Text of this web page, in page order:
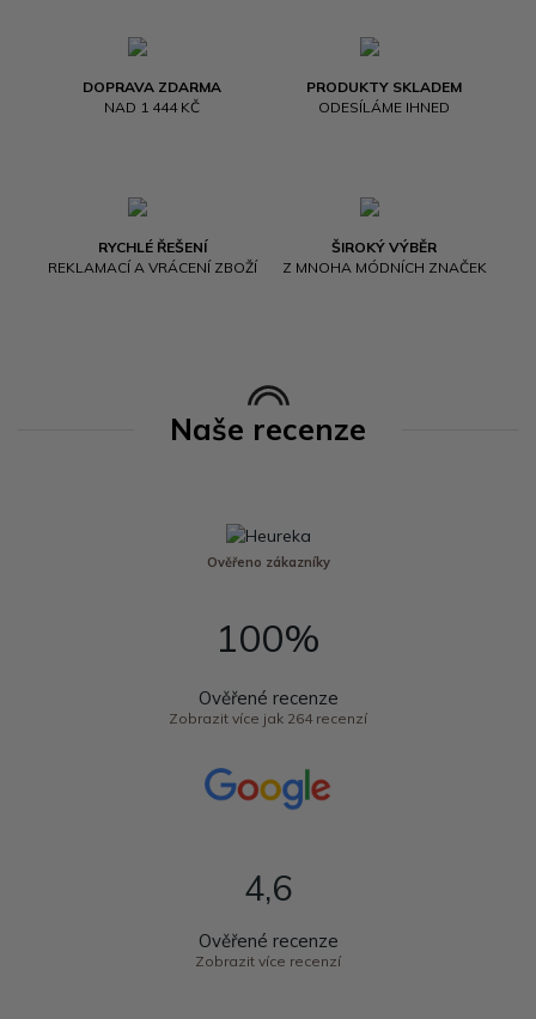
DOPRAVA ZDARMA
NAD 1 444 KČ
PRODUKTY SKLADEM
ODESÍLÁME IHNED
RYCHLÉ ŘEŠENÍ
REKLAMACÍ A VRÁCENÍ ZBOŽÍ
ŠIROKÝ VÝBĚR
Z MNOHA MÓDNÍCH ZNAČEK
Naše recenze
Ověřeno zákazníky
100%
Ověřené recenze
Zobrazit více jak 264 recenzí
4,6
Ověřené recenze
Zobrazit více recenzí